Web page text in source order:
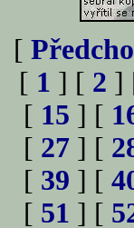
[
[ 1 ] [ 2 ]
[ 15 ] [
[ 27 ] [
[ 39 ] [
[ 51 ] [